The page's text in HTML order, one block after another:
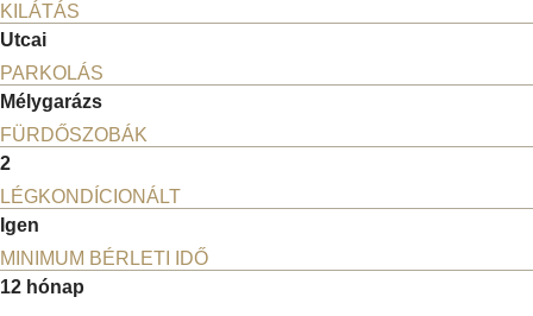
KILÁTÁS
Utcai
PARKOLÁS
Mélygarázs
FÜRDŐSZOBÁK
2
LÉGKONDÍCIONÁLT
Igen
MINIMUM BÉRLETI IDŐ
12 hónap